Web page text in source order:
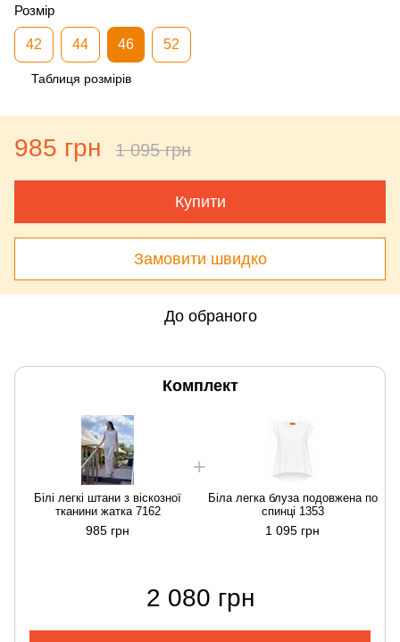
Розмір
42 44 46 52
Таблиця розмірів
985 грн 1 095 грн
Купити
Замовити швидко
До обраного
Комплект
Білі легкі штани з віскозної
тканини жатка 7162
985 грн
Біла легка блуза подовжена по
спинці 1353
1 095 грн
2 080 грн